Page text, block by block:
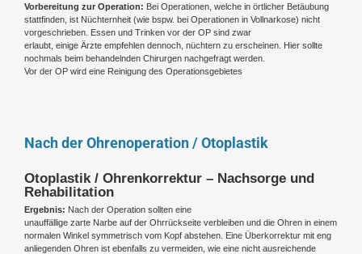
Vorbereitung zur Operation: Bei Operationen, welche in örtlicher Betäubung
stattfinden, ist Nüchternheit (wie bspw. bei Operationen in Vollnarkose) nicht
vorgeschrieben. Essen und Trinken vor der OP sind zwar
erlaubt, einige Ärzte empfehlen dennoch, nüchtern zu erscheinen. Hier sollte
nochmals beim behandelnden Chirurgen nachgefragt werden.
Vor der OP wird eine Reinigung des Operationsgebietes
Nach der Ohrenoperation / Otoplastik
Otoplastik / Ohrenkorrektur – Nachsorge und
Rehabilitation
Ergebnis: Nach der Operation sollten eine
unauffällige zarte Narbe auf der Ohrrückseite verbleiben und die Ohren in einem
normalen Winkel symmetrisch vom Kopf abstehen. Eine Überkorrektur mit eng
anliegenden Ohren ist ebenfalls zu vermeiden, wie eine nicht ausreichende